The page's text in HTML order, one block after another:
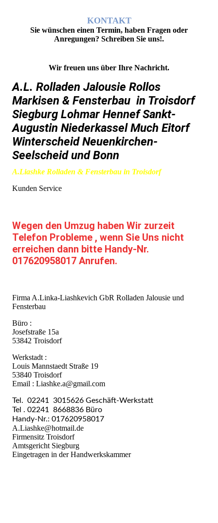
KONTAKT
Sie wünschen einen Termin, haben Fragen oder
Anregungen? Schreiben Sie uns!.
Wir freuen uns über Ihre Nachricht.
A.L. Rolladen Jalousie Rollos
Markisen & Fensterbau in Troisdorf
Siegburg Lohmar Hennef Sankt-
Augustin Niederkassel Much Eitorf
Winterscheid Neuenkirchen-
Seelscheid und Bonn
A.Liashke Rolladen & Fensterbau in Troisdorf
Kunden Service
Wegen den Umzug haben Wir zurzeit
Telefon Probleme , wenn Sie Uns nicht
erreichen dann bitte Handy-Nr.
017620958017 Anrufen.
Firma A.Linka-Liashkevich GbR Rolladen Jalousie und
Fensterbau
Büro :
Josefstraße 15a
53842 Troisdorf
Werkstadt :
Louis Mannstaedt Straße 19
53840 Troisdorf
Email : Liashke.a@gmail.com
Tel. 02241 3015626 Geschäft-Werkstatt
Tel . 02241 8668836 Büro
Handy-Nr.: 017620958017
A.Liashke@hotmail.de
Firmensitz Troisdorf
Amtsgericht Siegburg
Eingetragen in der Handwerkskammer